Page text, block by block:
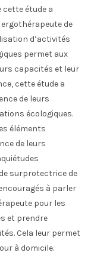
cette étude a
de
d’activités
permet aux
capacités et leur
cette étude a
de leurs
écologiques.
éléments
de leurs
surprotectrice de
à parler
pour les
et prendre
Cela leur permet
à domicile.